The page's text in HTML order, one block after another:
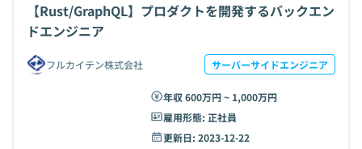
【Rust/GraphQL】プロダクトを開発するバックエン
ドエンジニア
フルカイテン株式会社 サーバーサイドエンジニア
年収 600万円 ~ 1,000万円
雇用形態: 正社員
更新日: 2023-12-22